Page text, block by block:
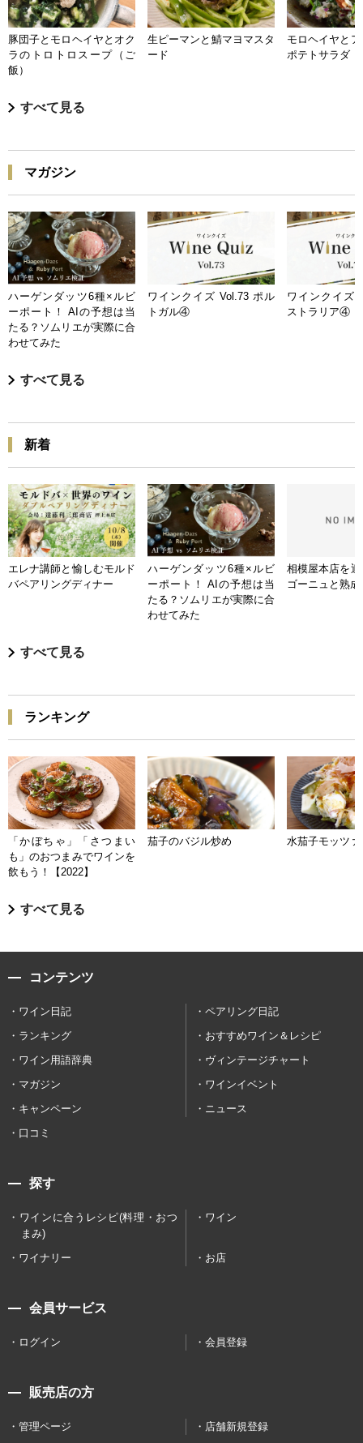
豚団子とモロヘイヤとオク
ラのトロトロスープ（ご
飯）
生ピーマンと鯖マヨマスタ
ード
モロヘイヤと
ポテトサラダ
すべて見る
マガジン
ハーゲンダッツ6種×ルビ
ーポート！ AIの予想は当
たる？ソムリエが実際に合
わせてみた
ワインクイズ Vol.73 ポル
トガル④
ワインクイズ
ストラリア④
すべて見る
新着
エレナ講師と愉しむモルド
バペアリングディナー
ハーゲンダッツ6種×ルビ
ーポート！ AIの予想は当
たる？ソムリエが実際に合
わせてみた
相模屋本店を
ゴーニュと熟
すべて見る
ランキング
「かぼちゃ」「さつまい
も」のおつまみでワインを
飲もう！【2022】
茄子のバジル炒め 水茄子モッツァ
すべて見る
コンテンツ
ワイン日記
ペアリング日記
ランキング
おすすめワイン＆レシピ
ワイン用語辞典
ヴィンテージチャート
マガジン
ワインイベント
キャンペーン
ニュース
口コミ
探す
ワインに合うレシピ(料理・おつ
まみ)
ワイン
ワイナリー お店
会員サービス
ログイン 会員登録
販売店の方
管理ページ 店舗新規登録